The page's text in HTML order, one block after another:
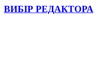
ВИБІР РЕДАКТОРА